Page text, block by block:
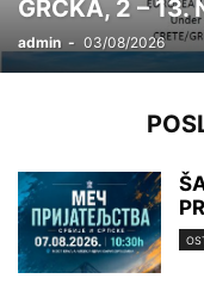
GRČKA, 2 – 13.
admin - 03/08/2026